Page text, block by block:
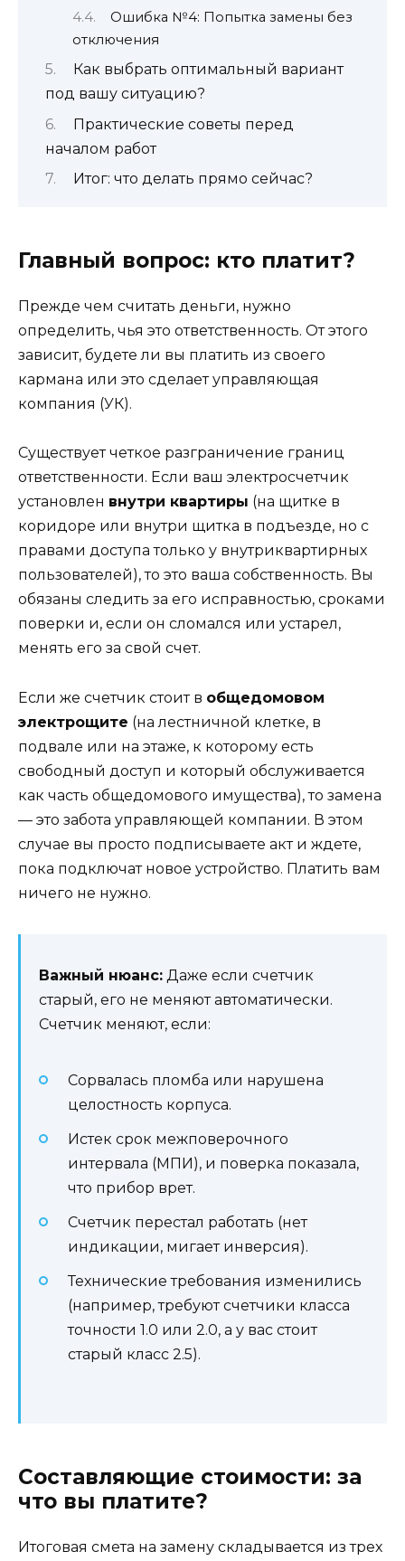
Ошибка №4: Попытка замены без
отключения
Как выбрать оптимальный вариант
под вашу ситуацию?
Практические советы перед
началом работ
Итог: что делать прямо сейчас?
Главный вопрос: кто платит?
Прежде чем считать деньги, нужно
определить, чья это ответственность. От этого
зависит, будете ли вы платить из своего
кармана или это сделает управляющая
компания (УК).
Существует четкое разграничение границ
ответственности. Если ваш электросчетчик
установлен внутри квартиры (на щитке в
коридоре или внутри щитка в подъезде, но с
правами доступа только у внутриквартирных
пользователей), то это ваша собственность. Вы
обязаны следить за его исправностью, сроками
поверки и, если он сломался или устарел,
менять его за свой счет.
Если же счетчик стоит в общедомовом
электрощите (на лестничной клетке, в
подвале или на этаже, к которому есть
свободный доступ и который обслуживается
как часть общедомового имущества), то замена
— это забота управляющей компании. В этом
случае вы просто подписываете акт и ждете,
пока подключат новое устройство. Платить вам
ничего не нужно.
Важный нюанс: Даже если счетчик
старый, его не меняют автоматически.
Счетчик меняют, если:
Сорвалась пломба или нарушена
целостность корпуса.
Истек срок межповерочного
интервала (МПИ), и поверка показала,
что прибор врет.
Счетчик перестал работать (нет
индикации, мигает инверсия).
Технические требования изменились
(например, требуют счетчики класса
точности 1.0 или 2.0, а у вас стоит
старый класс 2.5).
Составляющие стоимости: за
что вы платите?
Итоговая смета на замену складывается из трех